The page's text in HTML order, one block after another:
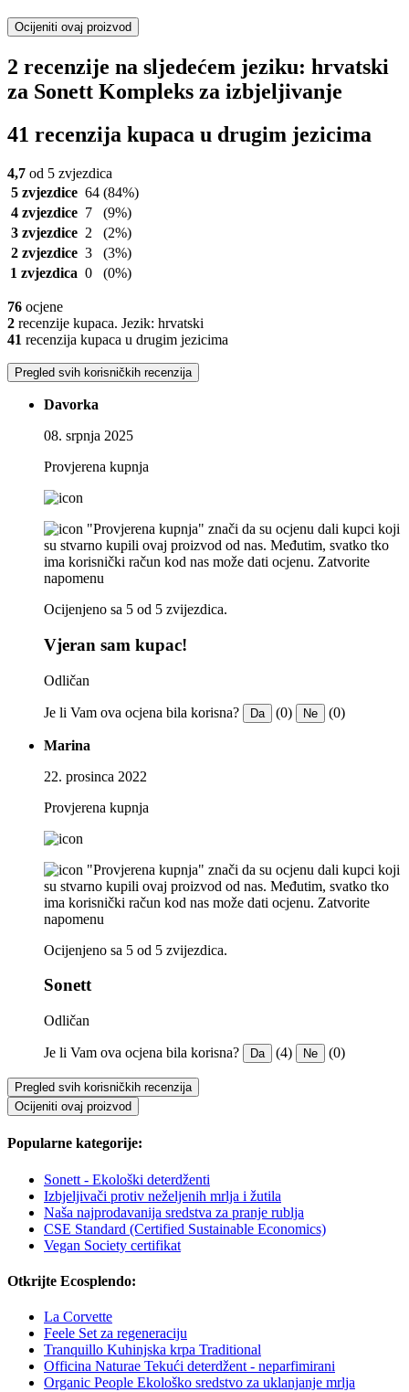
Ocijeniti ovaj proizvod
2 recenzije na sljedećem jeziku: hrvatski
za Sonett Kompleks za izbjeljivanje
41 recenzija kupaca u drugim jezicima
4,7 od 5 zvjezdica
5 zvjezdice 64 (84%)
4 zvjezdice 7
(9%)
3 zvjezdice 2
(2%)
2 zvjezdice 3
(3%)
1 zvjezdica 0 (0%)
76 ocjene
2 recenzije kupaca. Jezik: hrvatski
41 recenzija kupaca u drugim jezicima
Pregled svih korisničkih recenzija
Davorka
08. srpnja 2025
Provjerena kupnja
"Provjerena kupnja" znači da su ocjenu dali kupci koji
su stvarno kupili ovaj proizvod od nas. Međutim, svatko tko
ima korisnički račun kod nas može dati ocjenu. Zatvorite
napomenu
Ocijenjeno sa 5 od 5 zvijezdica.
Vjeran sam kupac!
Odličan
Je li Vam ova ocjena bila korisna? Da (0) Ne (0)
Marina
22. prosinca 2022
Provjerena kupnja
"Provjerena kupnja" znači da su ocjenu dali kupci koji
su stvarno kupili ovaj proizvod od nas. Međutim, svatko tko
ima korisnički račun kod nas može dati ocjenu. Zatvorite
napomenu
Ocijenjeno sa 5 od 5 zvijezdica.
Sonett
Odličan
Je li Vam ova ocjena bila korisna? Da (4) Ne (0)
Pregled svih korisničkih recenzija
Ocijeniti ovaj proizvod
Popularne kategorije:
Sonett - Ekološki deterdženti
Izbjeljivači protiv neželjenih mrlja i žutila
Naša najprodavanija sredstva za pranje rublja
CSE Standard (Certified Sustainable Economics)
Vegan Society certifikat
Otkrijte Ecosplendo:
La Corvette
Feele Set za regeneraciju
Tranquillo Kuhinjska krpa Traditional
Officina Naturae Tekući deterdžent - neparfimirani
Organic People Ekološko sredstvo za uklanjanje mrlja